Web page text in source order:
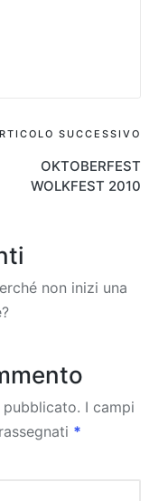
SUCCESSIVO
OKTOBERFEST
WOLKFEST 2010
non inizi una
I campi
*